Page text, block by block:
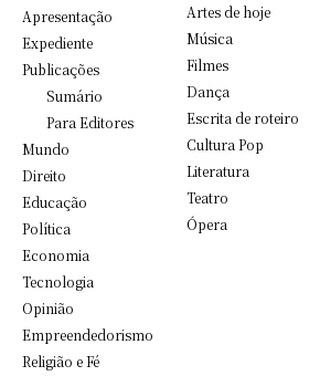
Apresentação
Expediente
Publicações
Sumário
Para Editores
Mundo
Direito
Educação
Política
Economia
Tecnologia
Opinião
Empreendedorismo
Religião e Fé
Artes de hoje
Música
Filmes
Dança
Escrita de roteiro
Cultura Pop
Literatura
Teatro
Ópera